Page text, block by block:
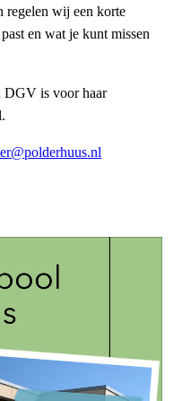
regelen wij een korte
en wat je kunt missen
DGV is voor haar